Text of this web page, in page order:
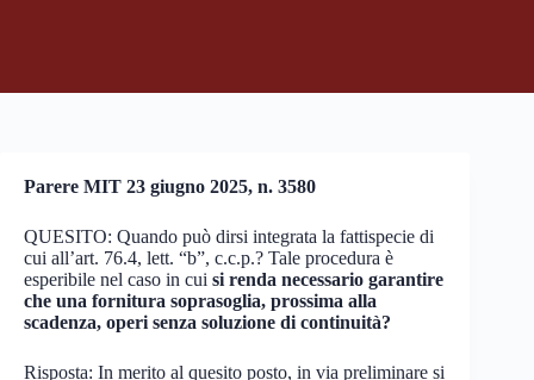
Parere MIT 23 giugno 2025, n. 3580
QUESITO: Quando può dirsi integrata la fattispecie di
cui all’art. 76.4, lett. “b”, c.c.p.? Tale procedura è
esperibile nel caso in cui si renda necessario garantire
che una fornitura soprasoglia, prossima alla
scadenza, operi senza soluzione di continuità?
Risposta: In merito al quesito posto, in via preliminare si